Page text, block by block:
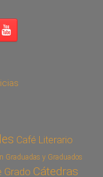
Café Literario
Graduadas y Graduados
Grado Cátedras